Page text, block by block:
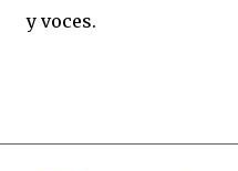
y voces.